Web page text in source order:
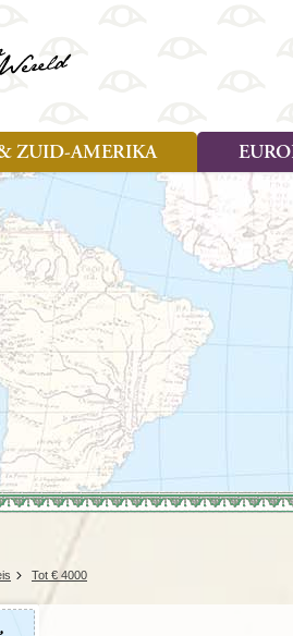
Mozambique
Namibië
Sao Tomé en Principe
Swaziland
Tanzania
Togo
Zambia
Zanzibar
Zimbabwe
ZUID-AMERIKA
Belize
Bolivia
Brazilië
Chili
Colombia
Costa Rica
Cuba
Ecuador
El Salvador
Soort reizen
Rondreis
Familiereis
Fietsreis (8)
Tot € 4000